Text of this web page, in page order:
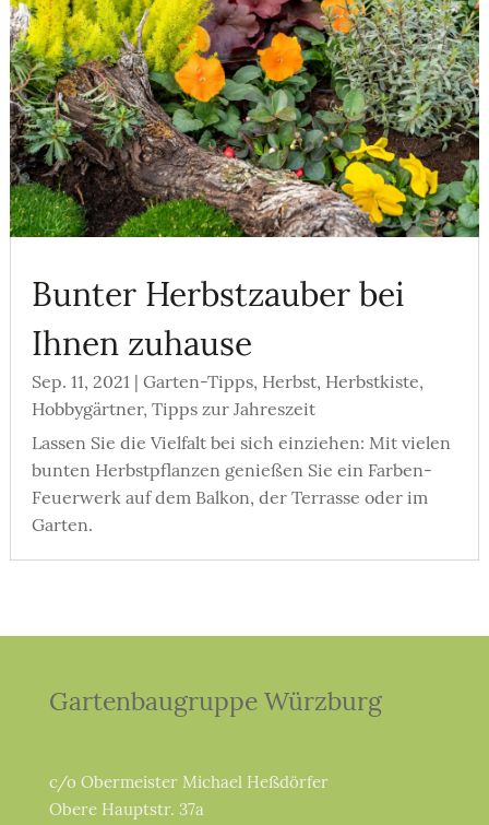
Bunter Herbstzauber bei
Ihnen zuhause
Sep. 11, 2021| Garten-Tipps, Herbst, Herbstkiste,
Hobbygärtner, Tipps zur Jahreszeit
Lassen Sie die Vielfalt bei sich einziehen: Mit vielen
bunten Herbstpflanzen genießen Sie ein Farben-
Feuerwerk auf dem Balkon, der Terrasse oder im
Garten.
Gartenbaugruppe Würzburg
c/o Obermeister Michael Heßdörfer
Obere Hauptstr. 37a